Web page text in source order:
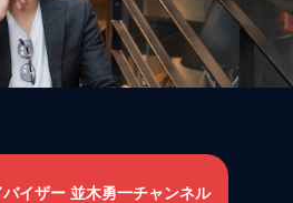
バイザー 並木勇一チャンネル